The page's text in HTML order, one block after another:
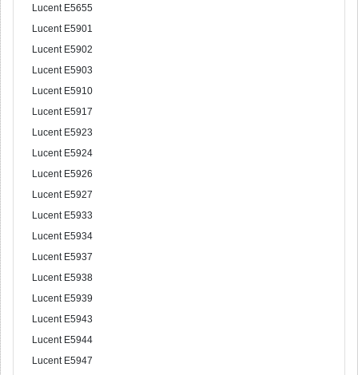
Lucent E5655
Lucent E5901
Lucent E5902
Lucent E5903
Lucent E5910
Lucent E5917
Lucent E5923
Lucent E5924
Lucent E5926
Lucent E5927
Lucent E5933
Lucent E5934
Lucent E5937
Lucent E5938
Lucent E5939
Lucent E5943
Lucent E5944
Lucent E5947